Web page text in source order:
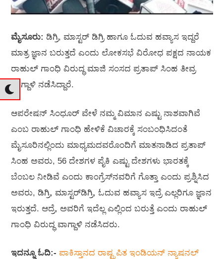
ಮೈಸೂರು: ಡಿಗ್ರಿ, ಮಾಸ್ಟರ್‌ ಡಿಗ್ರಿ ಹಾಗೂ ಓದುವ ಹವ್ಯಾಸ ಇದ್ದರೆ
ಮಾತ್ರ ಜ್ಞಾನ ಬರುತ್ತದೆ ಎಂದು ಲೋಕಸಭೆ ವಿರೋಧ ಪಕ್ಷದ ನಾಯಕ
ರಾಹುಲ್‌ ಗಾಂಧಿ ವಿರುದ್ಧ ಮಾಜಿ ಸಂಸದ ಪ್ರತಾಪ್‌ ಸಿಂಹ ತೀವ್ರ
ವಾಗ್ದಾಳಿ ನಡೆಸಿದ್ದಾರೆ.
ಆಪರೇಷನ್‌ ಸಿಂಧೂರ್‌ ವೇಳೆ ನಮ್ಮ ವಿಮಾನ ಎಷ್ಟು ನಾಶವಾಗಿವೆ
ಎಂಬ ರಾಹುಲ್‌ ಗಾಂಧಿ ಹೇಳಿಕೆ ವಿಚಾರಕ್ಕೆ ಸಂಬಂಧಿಸಿದಂತೆ
ಮೈಸೂರಿನಲ್ಲಿಂದು ಮಾಧ್ಯಮದವರೊಂದಿಗೆ ಮಾತನಾಡಿದ ಪ್ರತಾಪ್‌
ಸಿಂಹ ಅವರು, 56 ದೇಶಗಳ ಪೈಕಿ ಎಷ್ಟು ದೇಶಗಳು ಭಾರತಕ್ಕೆ
ಬೆಂಬಲ ನೀಡಿವೆ ಎಂದು ಕಾಂಗ್ರೆಸ್‌ನವರಿಗೆ ಗೊತ್ತಾ ಎಂದು ಪ್ರಶ್ನಿಸಿದ
ಅವರು, ಡಿಗ್ರಿ,‌ ಮಾಸ್ಟರ್‌ಡಿಗ್ರಿ, ಓದುವ ಹವ್ಯಾಸ ಇದ್ರೆ ಎಲ್ಲರಿಗೂ ಜ್ಞಾನ
ಇರುತ್ತದೆ. ಆದ್ರೆ, ಅವರಿಗೆ ಇದೆಲ್ಲ‌ ಎಲ್ಲಿಂದ ಬರುತ್ತೆ ಎಂದು ರಾಹುಲ್
ಗಾಂಧಿ ವಿರುದ್ಧ ವಾಗ್ದಾಳಿ ನಡೆಸಿದರು.
ಇದನ್ನೂ ಓದಿ:- ಪಾಕಿಸ್ತಾನದ ರಾಷ್ಟ್ರಪಿತ ಇಂಡಿಯನ್ ನ್ಯಾಷನಲ್‌